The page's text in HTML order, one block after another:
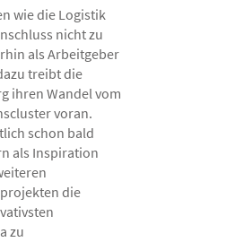
wie die Logistik
nicht zu
als Arbeitgeber
treibt die
ihren Wandel vom
voran.
schon bald
als Inspiration
die
zu